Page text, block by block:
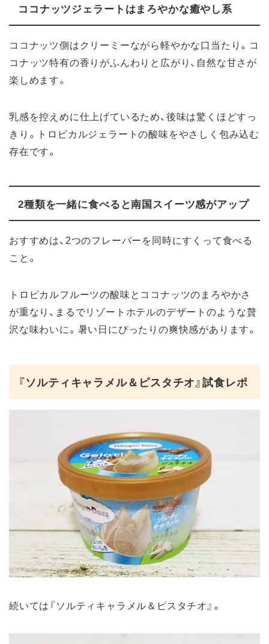
ココナッツジェラートはまろやかな癒やし系
ココナッツ側はクリーミーながら軽やかな口当たり。コ
コナッツ特有の香りがふんわりと広がり、自然な甘さが
楽しめます。
乳感を控えめに仕上げているため、後味は驚くほどすっ
きり。トロピカルジェラートの酸味をやさしく包み込む
存在です。
2種類を一緒に食べると南国スイーツ感がアップ
おすすめは、2つのフレーバーを同時にすくって食べる
こと。
トロピカルフルーツの酸味とココナッツのまろやかさ
が重なり、まるでリゾートホテルのデザートのような贅
沢な味わいに。暑い日にぴったりの爽快感があります。
『ソルティキャラメル＆ピスタチオ』試食レポ
続いては『ソルティキャラメル＆ピスタチオ』。